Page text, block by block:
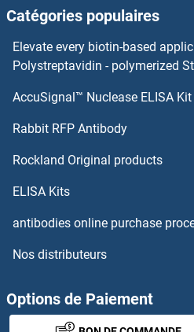
ABCC5 Anticorps
ABHD14A Anticorps
ABHD14B Anticorps
ABHD15 Anticorps
ABHD17A Anticorps
Catégories populaires
Elevate every biotin-based
Polystreptavidin - polymerized
AccuSignal™ Nuclease ELISA Kit
Rabbit RFP Antibody
Rockland Original products
ELISA Kits
antibodies online purchase
Nos distributeurs
Options de Paiement